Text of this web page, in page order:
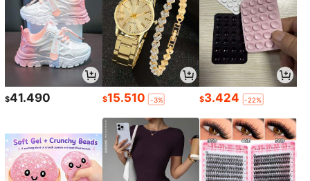
$41.490 $15.510 -3% $3.424 -22%